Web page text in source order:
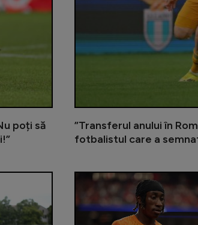
poți să
”Transferul anului în
fotbalistul care a
Gigi Becali încă îl așteaptă pe